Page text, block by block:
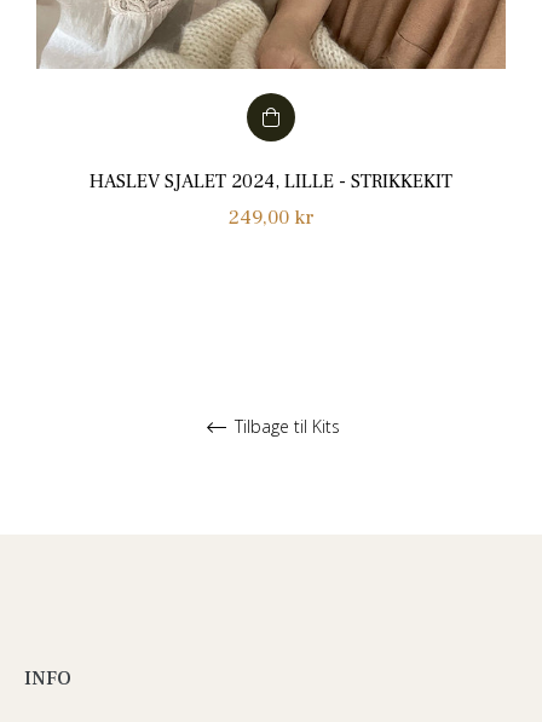
HASLEV SJALET 2024, LILLE - STRIKKEKIT
Normalpris
249,00 kr
Tilbage til Kits
INFO